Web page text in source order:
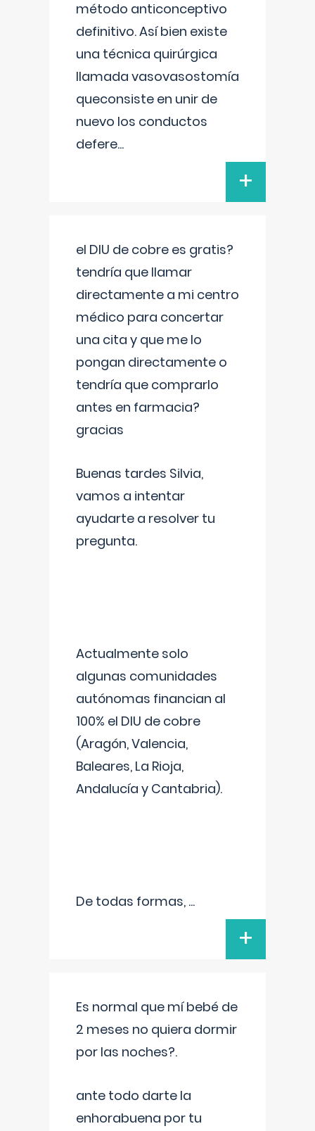
método anticonceptivo
definitivo. Así bien existe
una técnica quirúrgica
llamada vasovasostomía
queconsiste en unir de
nuevo los conductos
defere...
+
el DIU de cobre es gratis?
tendría que llamar
directamente a mi centro
médico para concertar
una cita y que me lo
pongan directamente o
tendría que comprarlo
antes en farmacia?
gracias
Buenas tardes Silvia,
vamos a intentar
ayudarte a resolver tu
pregunta.
Actualmente solo
algunas comunidades
autónomas financian al
100% el DIU de cobre
(Aragón, Valencia,
Baleares, La Rioja,
Andalucía y Cantabria).
De todas formas, ...
+
Es normal que mí bebé de
2 meses no quiera dormir
por las noches?.
ante todo darte la
enhorabuena por tu